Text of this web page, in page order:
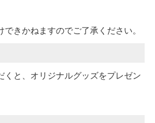
きかねますのでご了承ください。
くと、オリジナルグッズをプレゼン